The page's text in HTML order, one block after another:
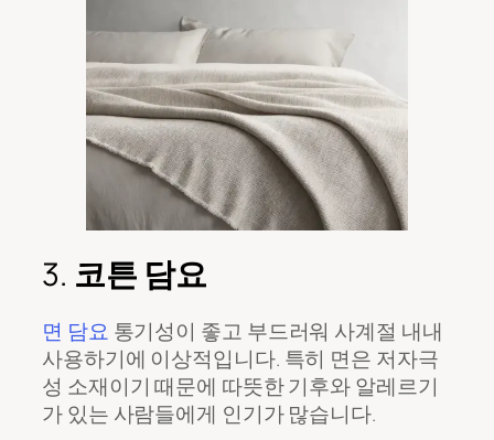
3. 코튼 담요
면 담요 통기성이 좋고 부드러워 사계절 내내
사용하기에 이상적입니다. 특히 면은 저자극
성 소재이기 때문에 따뜻한 기후와 알레르기
가 있는 사람들에게 인기가 많습니다.